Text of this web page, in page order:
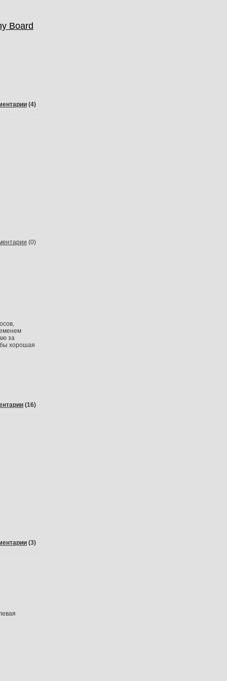
Board
(4)
(0)
за
бы хорошая
(16)
(3)